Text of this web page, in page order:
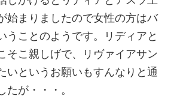
始まりましたので女性の方はバ
うことのようです。リディアと
そこ親しげで、リヴァイアサン
いというお願いもすんなりと通
たが・・・。